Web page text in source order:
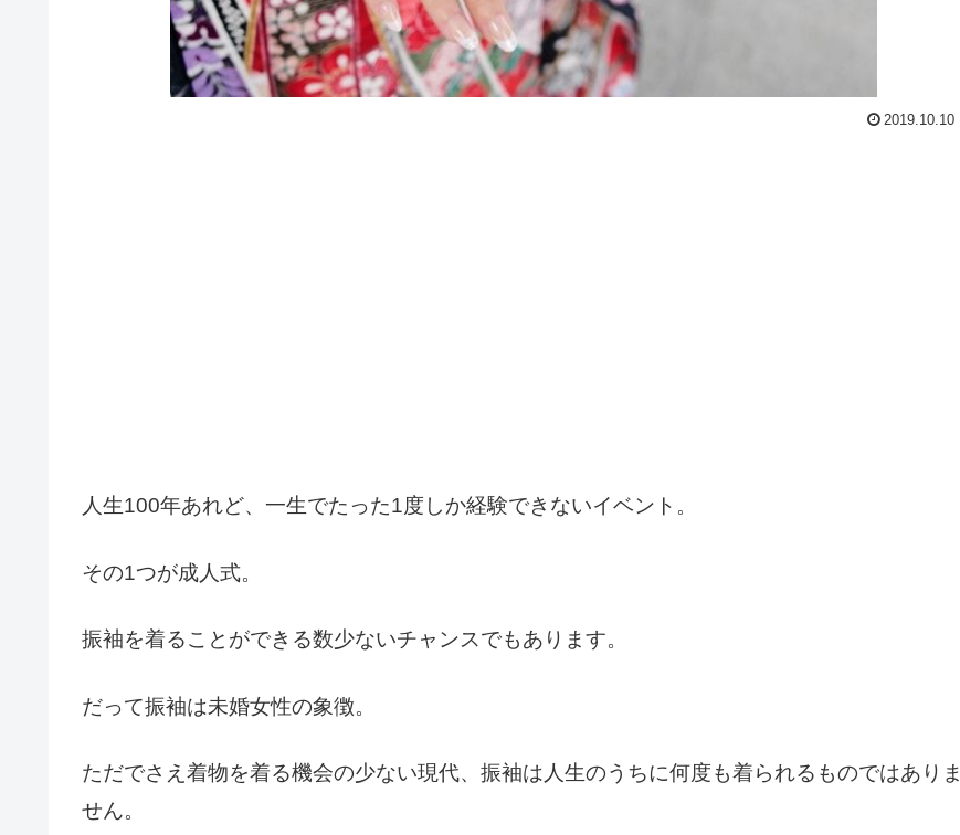
2019.10.10
人生100年あれど、一生でたった1度しか経験できないイベント。
その1つが成人式。
振袖を着ることができる数少ないチャンスでもあります。
だって振袖は未婚女性の象徴。
ただでさえ着物を着る機会の少ない現代、振袖は人生のうちに何度も着られるものではありま
せん。